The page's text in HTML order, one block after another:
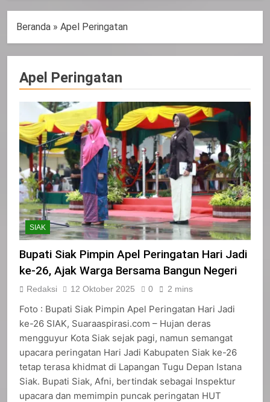
Beranda » Apel Peringatan
Apel Peringatan
SIAK
Bupati Siak Pimpin Apel Peringatan Hari Jadi
ke-26, Ajak Warga Bersama Bangun Negeri
Redaksi 12 Oktober 2025 0 2 mins
Foto : Bupati Siak Pimpin Apel Peringatan Hari Jadi
ke-26 SIAK, Suaraaspirasi.com – Hujan deras
mengguyur Kota Siak sejak pagi, namun semangat
upacara peringatan Hari Jadi Kabupaten Siak ke-26
tetap terasa khidmat di Lapangan Tugu Depan Istana
Siak. Bupati Siak, Afni, bertindak sebagai Inspektur
upacara dan memimpin puncak peringatan HUT